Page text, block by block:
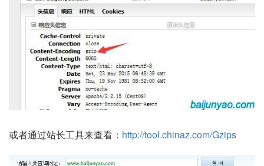
或者通过站长工具来查看： http://tool.chinaz.com/Gzips